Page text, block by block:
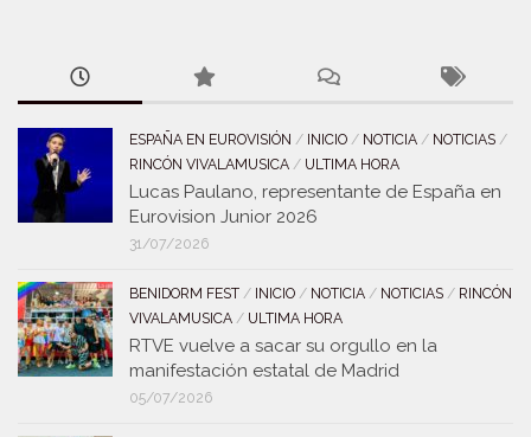
ESPAÑA EN EUROVISIÓN / INICIO / NOTICIA / NOTICIAS /
RINCÓN VIVALAMUSICA / ULTIMA HORA
Lucas Paulano, representante de España en
Eurovision Junior 2026
31/07/2026
BENIDORM FEST / INICIO / NOTICIA / NOTICIAS / RINCÓN
VIVALAMUSICA / ULTIMA HORA
RTVE vuelve a sacar su orgullo en la
manifestación estatal de Madrid
05/07/2026